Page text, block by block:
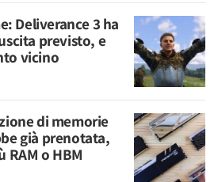
Deliverance 3 ha
previsto, e
vicino
di memorie
già prenotata,
RAM o HBM